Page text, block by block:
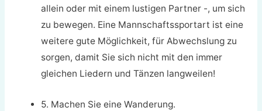
allein oder mit einem lustigen Partner -, um sich
zu bewegen. Eine Mannschaftssportart ist eine
weitere gute Möglichkeit, für Abwechslung zu
sorgen, damit Sie sich nicht mit den immer
gleichen Liedern und Tänzen langweilen!
5. Machen Sie eine Wanderung.